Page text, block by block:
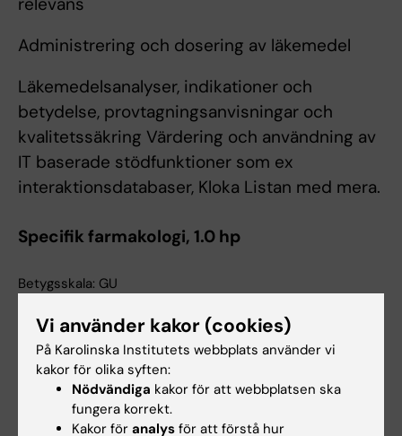
Administrering och dosering av läkemedel
Läkemedelsanalyser, indikationer och
betydelse, provtagningsanvisningar och
kvalitetssäkring Värdering och användning av
IT baserade stödfunktioner som ex
interaktionsdatabaser, Kloka Listan med mera.
Specifik farmakologi, 1.0 hp
Betygsskala: GU
(hjärta/kärl/njurar)
Arbetsformer
Undervisningen utgår från ett
Vi använder kakor (cookies)
På Karolinska Institutets webbplats använder vi
kakor för olika syften:
Nödvändiga kakor för att webbplatsen ska
fungera korrekt.
Kakor för analys för att förstå hur